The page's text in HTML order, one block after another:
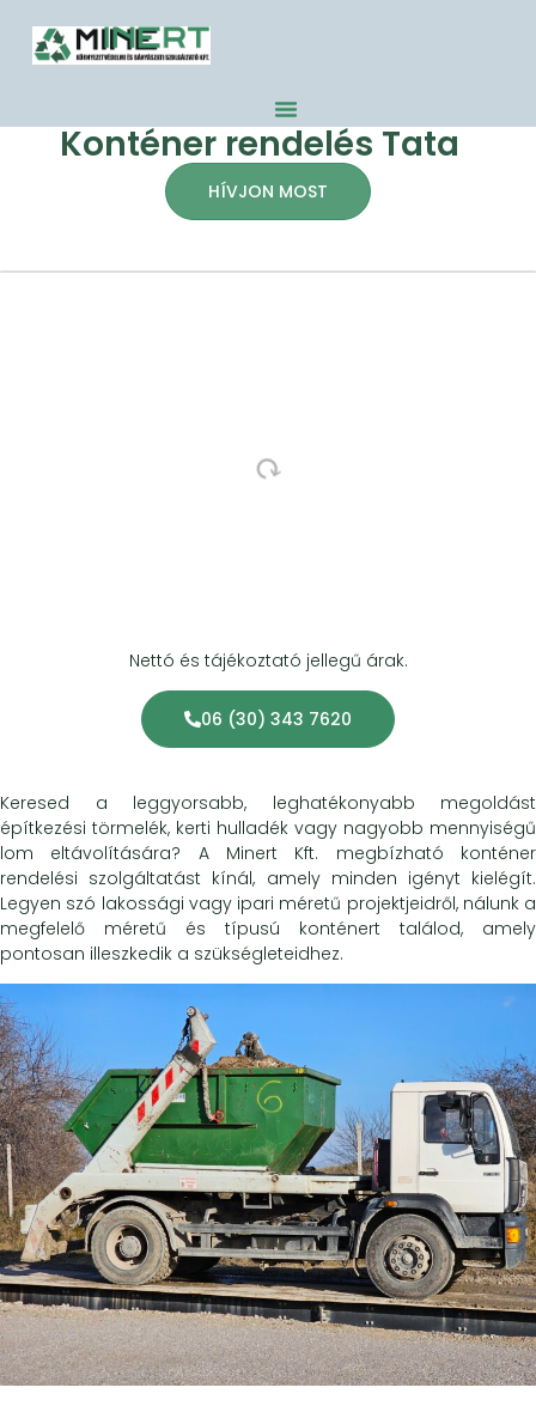
Konténer rendelés Tata
HÍVJON MOST
Nettó és tájékoztató jellegű árak.
06 (30) 343 7620
Keresed a leggyorsabb, leghatékonyabb megoldást
építkezési törmelék, kerti hulladék vagy nagyobb mennyiségű
lom eltávolítására? A Minert Kft. megbízható konténer
rendelési szolgáltatást kínál, amely minden igényt kielégít.
Legyen szó lakossági vagy ipari méretű projektjeidről, nálunk a
megfelelő méretű és típusú konténert találod, amely
pontosan illeszkedik a szükségleteidhez.